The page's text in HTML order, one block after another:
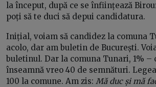
la început, după ce se înființează
poți să te duci să depui candidatura.
Inițial, voiam să candidez la comuna
acolo, dar am buletin de București.
buletinul. Dar la comuna Tunari, 1% –
înseamnă vreo 40 de semnături.
100 la comune. Am zis: Mă duc și mă